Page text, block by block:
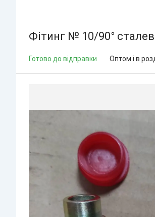
Фітинг № 10/90°
Готово до відправки Оптом і в